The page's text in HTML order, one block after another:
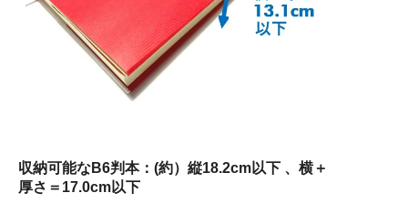
収納可能なB6判本：(約）縦18.2cm以下 、横＋
厚さ＝17.0cm以下